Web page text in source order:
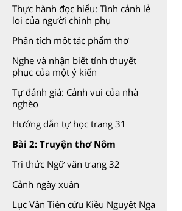
Thực hành đọc hiểu: Tình cảnh lẻ
loi của người chinh phụ
Phân tích một tác phẩm thơ
Nghe và nhận biết tính thuyết
phục của một ý kiến
Tự đánh giá: Cảnh vui của nhà
nghèo
Hướng dẫn tự học trang 31
Bài 2: Truyện thơ Nôm
Tri thức Ngữ văn trang 32
Cảnh ngày xuân
Lục Vân Tiên cứu Kiều Nguyệt Nga